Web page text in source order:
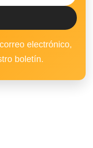
electrónico,
boletín.